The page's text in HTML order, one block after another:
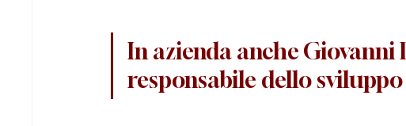
In azienda anche
responsabile dello